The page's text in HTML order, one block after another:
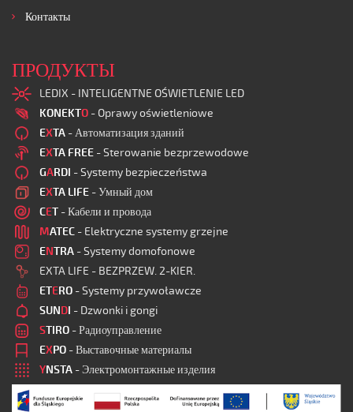
Контакты
ПРОДУКТЫ
LEDIX - INTELIGENTNE OŚWIETLENIE LED
KONEKTO - Oprawy oświetleniowe
EXTA - Автоматизация зданий
EXTA FREE - Sterowanie bezprzewodowe
GARDI - Systemy bezpieczeństwa
EXTA LIFE - Умный дом
CET - Кабели и провода
MATEC - Elektryczne systemy grzejne
ENTRA - Systemy domofonowe
EXTA LIFE - BEZPRZEW. 2-KIER.
ETERO - Systemy przywoławcze
SUNDI - Dzwonki i gongi
STIRO - Радиоуправление
EXPO - Выставочные материалы
YNSTA - Электромонтажные изделия